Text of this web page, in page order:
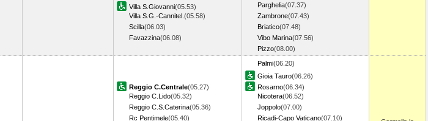
Villa S.Giovanni(05.53)
Villa S.G.-Cannitel. (05.58)
Scilla(06.03)
Favazzina(06.08)
Parghelia(07.37)
Zambrone(07.43)
Briatico(07.48)
Vibo Marina(07.56)
Pizzo(08.00)
Reggio C.Centrale(05.27)
Reggio C.Lido(05.32)
Reggio C.S.Caterina(05.36)
Rc Pentimele(05.40)
Palmi(06.20)
Gioia Tauro(06.26)
Rosarno(06.34)
Nicotera(06.52)
Joppolo(07.00)
Ricadi-Capo Vaticano(07.10)